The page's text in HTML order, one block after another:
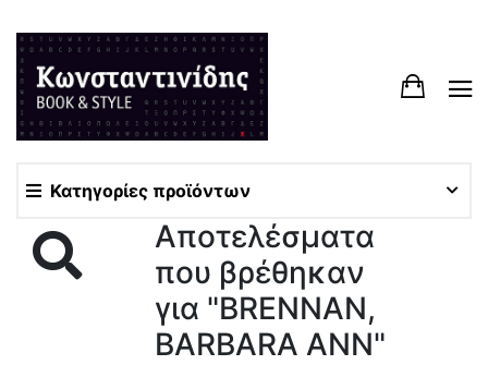
Κατηγορίες προϊόντων
Αποτελέσματα
που βρέθηκαν
για "BRENNAN,
BARBARA ANN"